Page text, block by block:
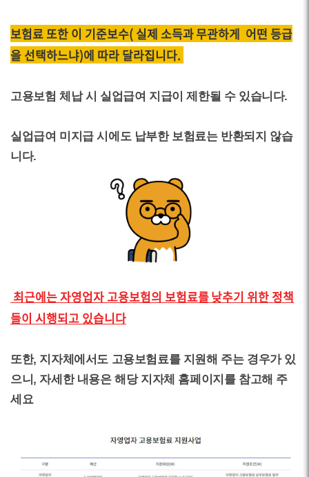
보험료 또한 이 기준보수( 실제 소득과 무관하게 어떤 등급
을 선택하느냐)에 따라 달라집니다.
고용보험 체납 시 실업급여 지급이 제한될 수 있습니다.
실업급여 미지급 시에도 납부한 보험료는 반환되지 않습
니다.
최근에는 자영업자 고용보험의 보험료를 낮추기 위한 정책
들이 시행되고 있습니다
또한, 지자체에서도 고용보험료를 지원해 주는 경우가 있
으니, 자세한 내용은 해당 지자체 홈페이지를 참고해 주
세요